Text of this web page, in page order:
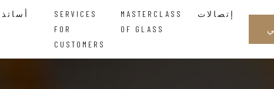
SERVICES
FOR
CUSTOMERS
MASTERCLASS
OF GLASS
إتصالات